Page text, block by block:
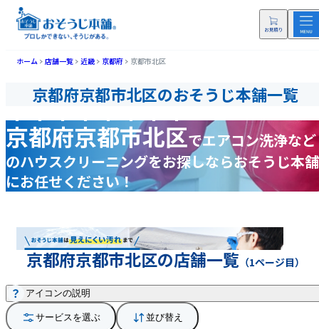
ホーム 店舗一覧 近畿 京都府 京都市北区
京都府京都市北区のおそうじ本舗一覧
京都府京都市北区でエアコン洗浄など
のハウスクリーニングをお探しならおそうじ本舗
にお任せください！
京都府京都市北区の店舗一覧 （1ページ目）
サービスを選ぶ 並び替え
アイコンの説明